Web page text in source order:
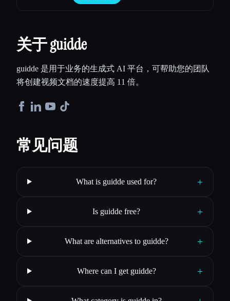
关于 guidde
guidde 是用于业务的生成式 AI 平台，可帮助您的团队
将创建视频文档的速度提高 11 倍。
常见问题
What is guidde used for? +
Is guidde free? +
What are alternatives to guidde? +
Where can I get guidde? +